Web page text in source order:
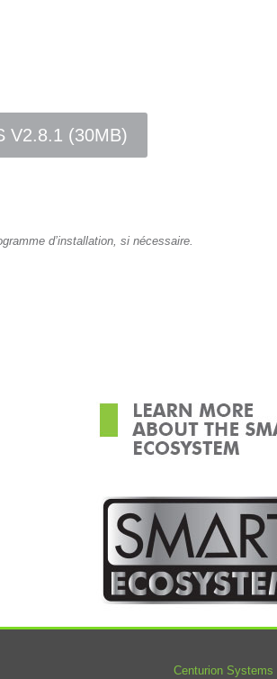
V2.8.1 (30MB)
d’installation, si nécessaire.
Centurion Systems